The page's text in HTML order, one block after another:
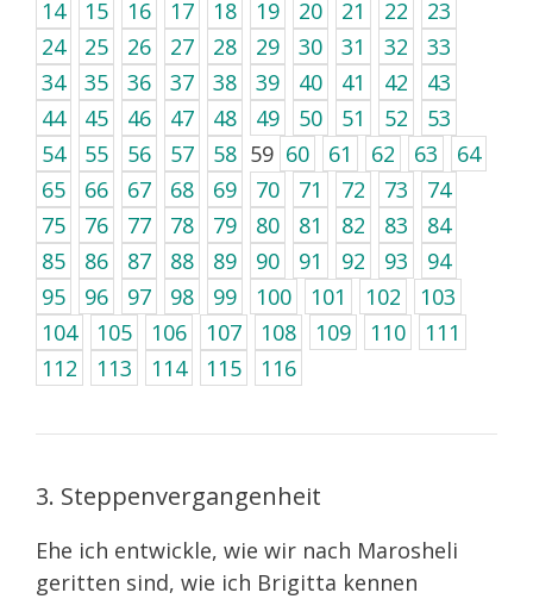
14
15 16 17 18 19 20 21 22
23
24
25 26 27 28 29 30 31 32
33
34
35 36 37 38 39 40 41 42
43
44
45 46 47 48 49 50 51 52
53
54
55 56 57 58 59 60 61 62 63
64
65
66 67 68 69 70 71 72 73
74
75
76 77 78 79 80 81 82 83
84
85
86 87 88 89 90 91 92 93
94
95
96 97 98 99 100 101 102
103
104
105 106 107 108 109 110
111
112
113 114 115 116
3. Steppenvergangenheit
Ehe ich entwickle, wie wir nach Marosheli
geritten sind, wie ich Brigitta kennen